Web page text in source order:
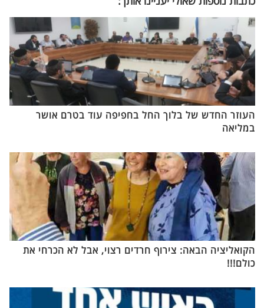
העוזר החדש של בלוך החל בחפיפה עוד בטרם אושר
במליאה
הקואליציה הבאה: צירוף חרדים רצוי, אבל לא הכרחי את
כולם!!!